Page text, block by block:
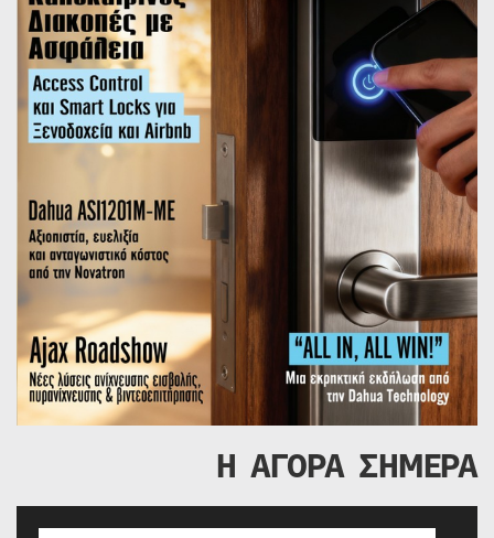
Η ΑΓΟΡΑ ΣΗΜΕΡΑ